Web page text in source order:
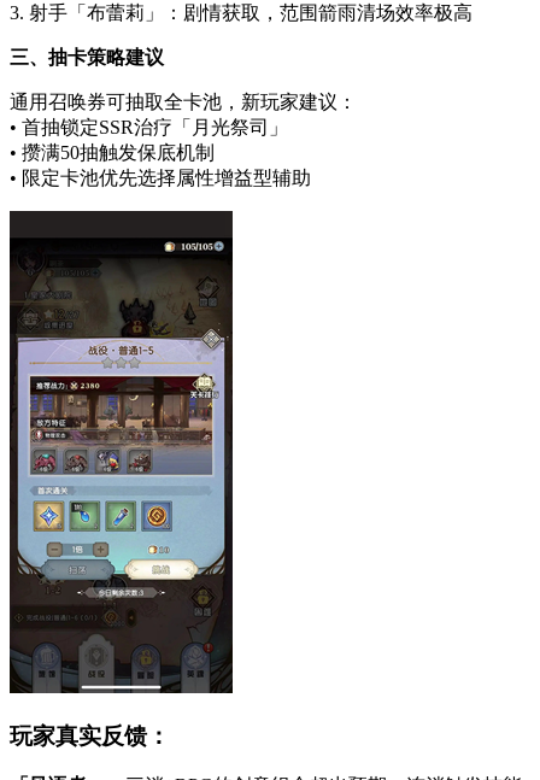
3. 射手「布蕾莉」：剧情获取，范围箭雨清场效率极高
三、抽卡策略建议
通用召唤券可抽取全卡池，新玩家建议：
• 首抽锁定SSR治疗「月光祭司」
• 攒满50抽触发保底机制
• 限定卡池优先选择属性增益型辅助
玩家真实反馈：